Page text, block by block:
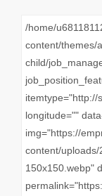
/home/
content/themes/
child/
itemtype="http://
longitude=""
img="https://
content/
150x150.webp"